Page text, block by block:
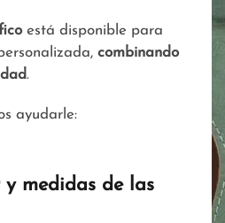
está disponible para
combinando
.
ayudarle:
medidas de las